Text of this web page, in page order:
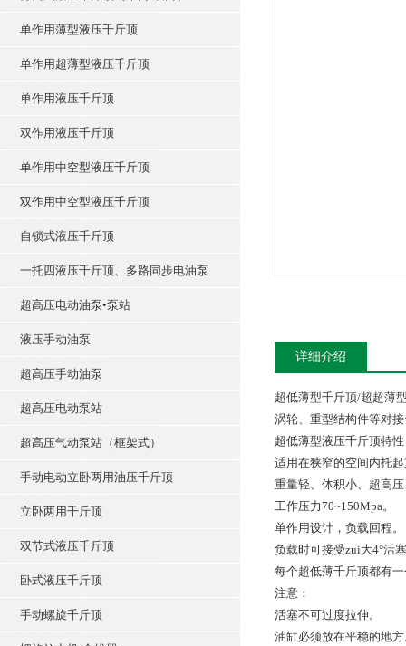
单作用薄型液压千斤顶
单作用超薄型液压千斤顶
单作用液压千斤顶
双作用液压千斤顶
单作用中空型液压千斤顶
双作用中空型液压千斤顶
自锁式液压千斤顶
一托四液压千斤顶、多路同步电油泵
超高压电动油泵•泵站
液压手动油泵
超高压手动油泵
超高压电动泵站
超高压气动泵站（框架式）
手动电动立卧两用油压千斤顶
立卧两用千斤顶
双节式液压千斤顶
卧式液压千斤顶
手动螺旋千斤顶
详细介绍
超低薄型千斤顶/超超薄
涡轮、重型结构件等对
超低薄型液压千斤顶特
适用在狭窄的空间内托
重量轻、体积小、超高
工作压力70~150Mpa。
单作用设计，负载回程。
负载时可接受zui大4°活
每个超低薄千斤顶都有
注意：
活塞不可过度拉伸。
油缸必须放在平稳的地